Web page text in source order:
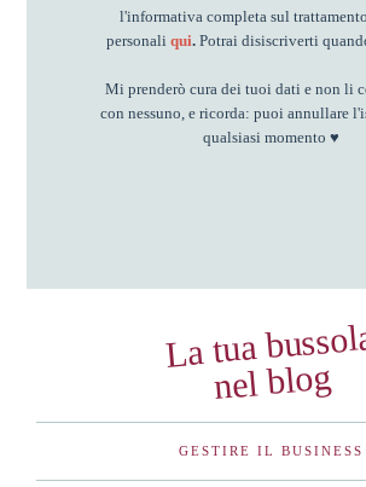
l'informativa completa sul
personali qui. Potrai disiscriverti
Mi prenderò cura dei tuoi dati e non li
con nessuno, e ricorda: puoi annullare
qualsiasi momento ♥
La tua
nel blog
GESTIRE IL BUSINESS